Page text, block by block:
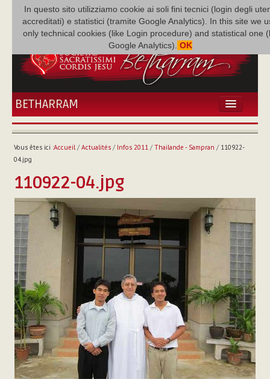
In questo sito utilizziamo cookie ai soli fini tecnici (login degli
accreditati) e statistici (tramite Google Analytics). In this site we
only technical cookies (like Login procedure) and statistical one
Google Analytics). OK
BETHARRAM
ACCUEIL
BÉTHARRAM
MISSION
NEF
MULTIMÉDIA
P. AUGUSTE ETCHÉCOPAR
Vous êtes ici :Accueil/ Actualités/ Infos 2011/ Thailande - Sampran / 110922-
04.jpg
110922-04.jpg